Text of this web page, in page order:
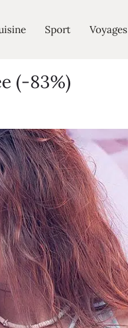
Sport Voyages
(-83%)